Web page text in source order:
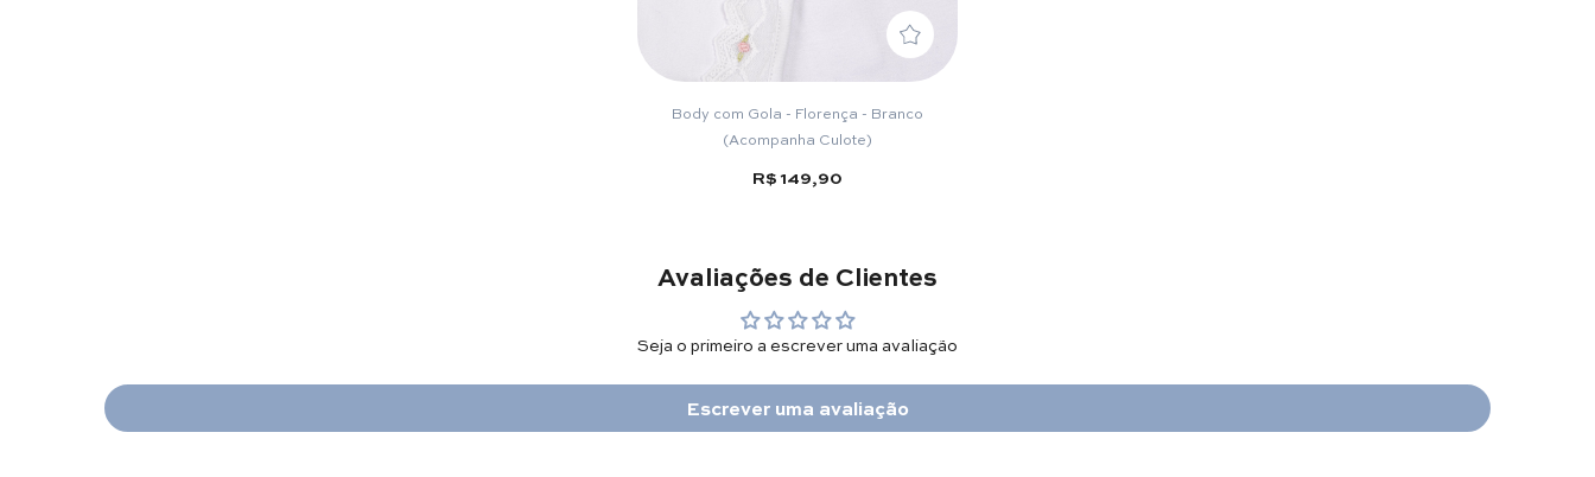
Body com Gola - Florença - Branco
(Acompanha Culote)
R$ 149,90
Avaliações de Clientes
Seja o primeiro a escrever uma avaliação
Escrever uma avaliação